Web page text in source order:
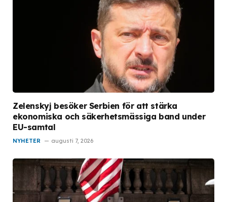
Zelenskyj besöker Serbien för att stärka
ekonomiska och säkerhetsmässiga band under
EU-samtal
NYHETER augusti 7, 2026